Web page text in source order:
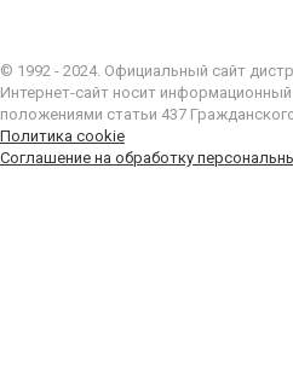
© 1992 - 2024. Официальный сайт
Интернет-сайт носит
положениями статьи 437
Политика cookie
Соглашение на обработку